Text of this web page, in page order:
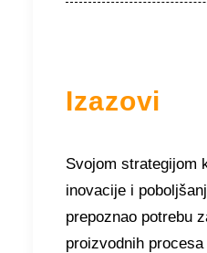
Izazovi
Svojom strategijom
inovacije i
prepoznao potrebu
proizvodnih